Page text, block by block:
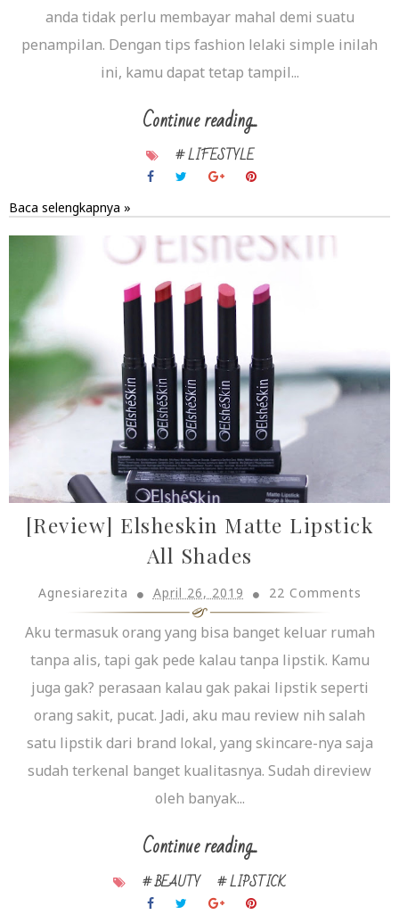
anda tidak perlu membayar mahal demi suatu
penampilan. Dengan tips fashion lelaki simple inilah
ini, kamu dapat tetap tampil...
Continue reading...
# LIFESTYLE
Baca selengkapnya »
[Review] Elsheskin Matte Lipstick
All Shades
Agnesiarezita April 26, 2019 22 Comments
Aku termasuk orang yang bisa banget keluar rumah
tanpa alis, tapi gak pede kalau tanpa lipstik. Kamu
juga gak? perasaan kalau gak pakai lipstik seperti
orang sakit, pucat. Jadi, aku mau review nih salah
satu lipstik dari brand lokal, yang skincare-nya saja
sudah terkenal banget kualitasnya. Sudah direview
oleh banyak...
Continue reading...
# BEAUTY # LIPSTICK